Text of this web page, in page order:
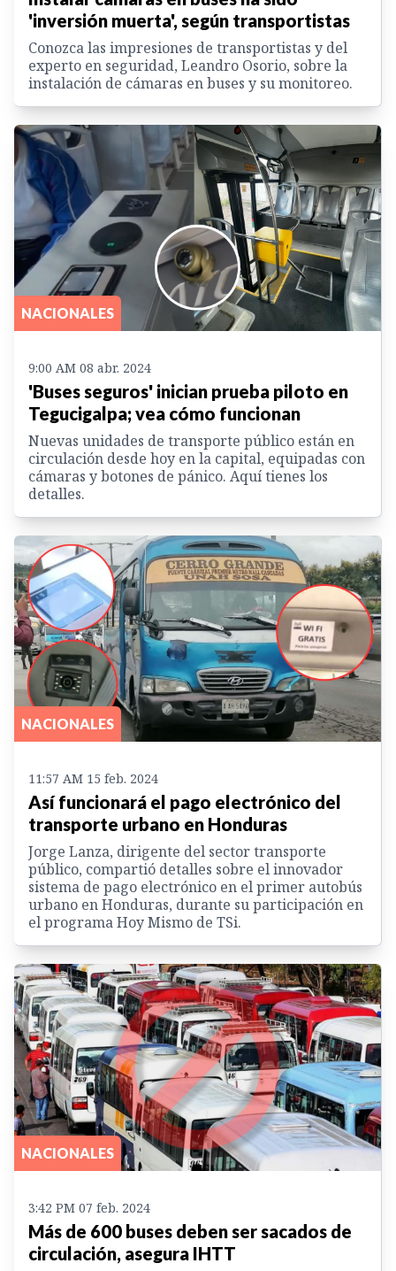
'inversión muerta', según transportistas
Conozca las impresiones de transportistas y del
experto en seguridad, Leandro Osorio, sobre la
instalación de cámaras en buses y su monitoreo.
NACIONALES
9:00 AM 08 abr. 2024
'Buses seguros' inician prueba piloto en
Tegucigalpa; vea cómo funcionan
Nuevas unidades de transporte público están en
circulación desde hoy en la capital, equipadas con
cámaras y botones de pánico. Aquí tienes los
detalles.
NACIONALES
11:57 AM 15 feb. 2024
Así funcionará el pago electrónico del
transporte urbano en Honduras
Jorge Lanza, dirigente del sector transporte
público, compartió detalles sobre el innovador
sistema de pago electrónico en el primer autobús
urbano en Honduras, durante su participación en
el programa Hoy Mismo de TSi.
NACIONALES
3:42 PM 07 feb. 2024
Más de 600 buses deben ser sacados de
circulación, asegura IHTT